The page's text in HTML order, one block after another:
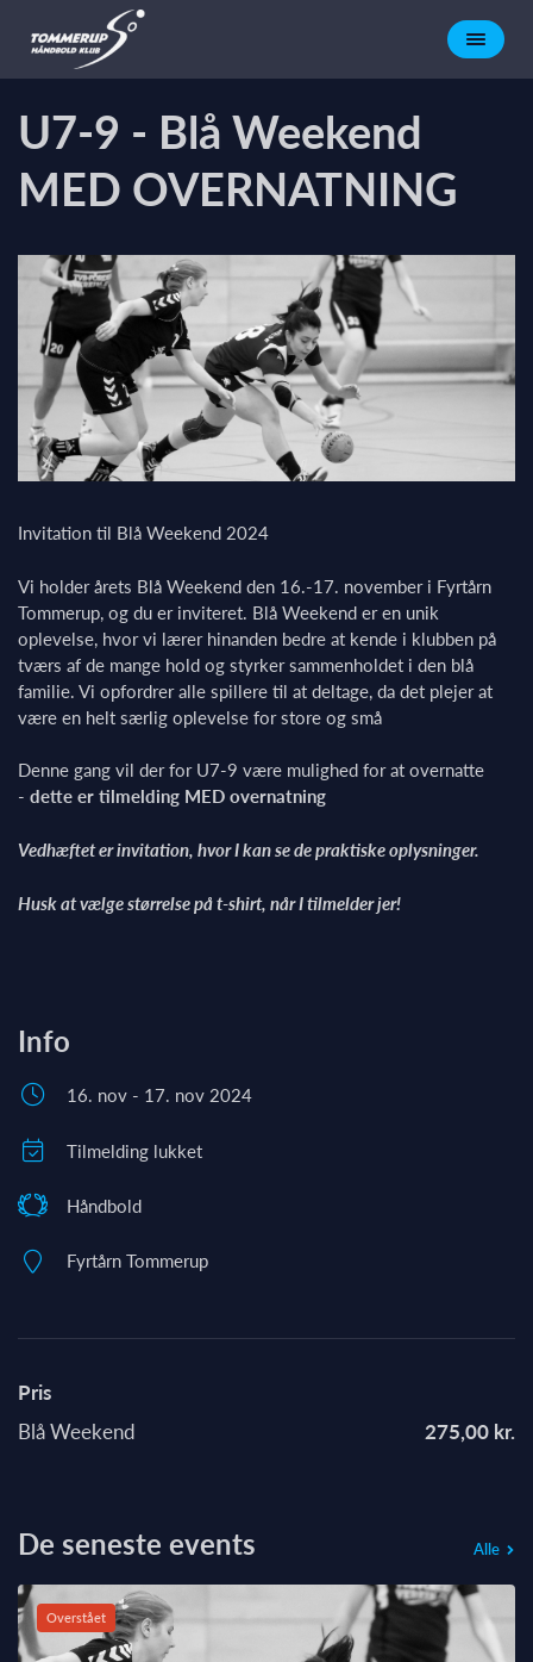
U7-9 - Blå Weekend
MED OVERNATNING
Invitation til Blå Weekend 2024
Vi holder årets Blå Weekend den 16.-17. november i Fyrtårn
Tommerup, og du er inviteret. Blå Weekend er en unik
oplevelse, hvor vi lærer hinanden bedre at kende i klubben på
tværs af de mange hold og styrker sammenholdet i den blå
familie. Vi opfordrer alle spillere til at deltage, da det plejer at
være en helt særlig oplevelse for store og små
Denne gang vil der for U7-9 være mulighed for at overnatte
- dette er tilmelding MED overnatning
Vedhæftet er invitation, hvor I kan se de praktiske oplysninger.
Husk at vælge størrelse på t-shirt, når I tilmelder jer!
Info
16. nov - 17. nov 2024
Tilmelding lukket
Håndbold
Fyrtårn Tommerup
Pris
Blå Weekend
275,00 kr.
De seneste events Alle
Overstået